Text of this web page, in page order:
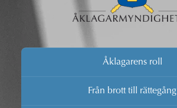
Åklagarens roll
Från brott till rättegång